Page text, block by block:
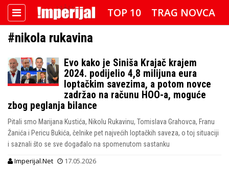
TOP 10
TRAG NOVCA
DETEKTOR
FOTO SPECIJAL
IMPERIJAL VIDEO
RADAR
IMPERIJAL & FREETIME
IMPERIJALOVE POZNATE FACE
#nikola rukavina
Evo kako je Siniša Krajač krajem
2024. podijelio 4,8 milijuna eura
loptačkim savezima, a potom novce
zadržao na računu HOO-a, moguće
zbog peglanja bilance
Pitali smo Marijana Kustića, Nikolu Rukavinu, Tomislava Grahovca, Franu
Žanića i Pericu Bukića, čelnike pet najvećih loptačkih saveza, o toj situaciji
i saznali što se sve događalo na spomenutom sastanku
Imperijal.Net 17.05.2026